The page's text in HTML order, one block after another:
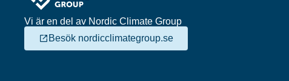
Vi är en del av Nordic Climate Group
Besök nordicclimategroup.se